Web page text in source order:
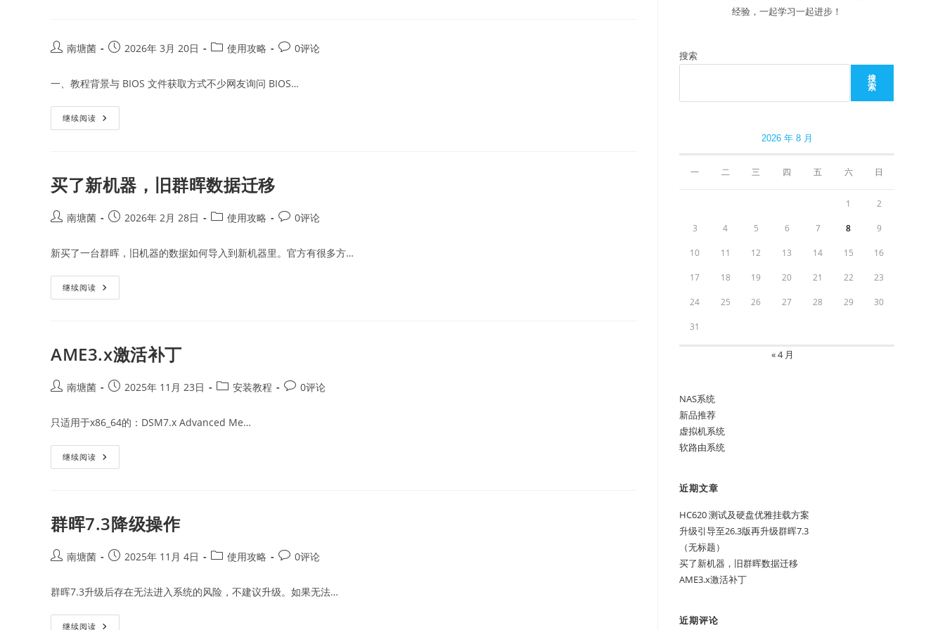
版
再
群
7.3
Post南塘菌
Post2026年 3月 20日
Post使用攻略
Post0评论
一、教程背景与 BIOS 文件获取方式不少网友询问 BIOS…
继续阅读
买了新机器，旧群晖数据迁移
Post南塘菌
Post2026年 2月 28日
Post使用攻略
Post0评论
新买了一台群晖，旧机器的数据如何导入到新机器里。官方有很多方…
继续阅读 买
了
群
晖
迁
AME3.x激活补丁
Post南塘菌
Post2025年 11月 23日
Post安装教程
Post0评论
只适用于x86_64的：DSM7.x Advanced Me…
继续阅读 AME3.x
激
群晖7.3降级操作
Post南塘菌
Post2025年 11月 4日
Post使用攻略
Post0评论
群晖7.3升级后存在无法进入系统的风险，不建议升级。如果无法…
继续阅读 群
经验，一起学习一起进步！
搜索
搜
索
2026 年 8 月
一 二 三 四 五 六 日
1 2
3 4 5 6 7 8 9
10 11 12 13 14 15 16
17 18 19 20 21 22 23
24 25 26 27 28 29 30
31
« 4 月
NAS系统
新品推荐
虚拟机系统
软路由系统
近期文章
HC620 测试及硬盘优雅挂载方案
升级引导至26.3版再升级群晖7.3
（无标题）
买了新机器，旧群晖数据迁移
AME3.x激活补丁
近期评论